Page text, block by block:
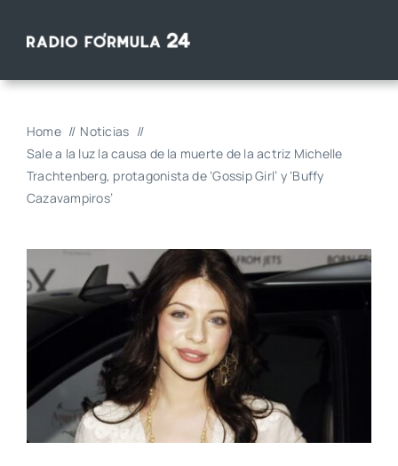
Home
Noticias
Sale a la luz la causa de la muerte de la actriz Michelle
Trachtenberg, protagonista de ‘Gossip Girl’ y ‘Buffy
Cazavampiros’